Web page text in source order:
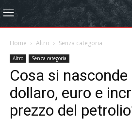
Home Altro Senza categoria
Altro Senza categoria
Cosa si
dollaro, euro e
prezzo del